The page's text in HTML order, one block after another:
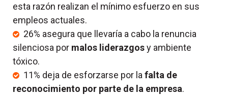
esta razón realizan el mínimo esfuerzo en sus
empleos actuales.
26% asegura que llevaría a cabo la renuncia
silenciosa por malos liderazgosy ambiente
tóxico.
11% deja de esforzarse por la falta de
reconocimiento por parte de la empresa.